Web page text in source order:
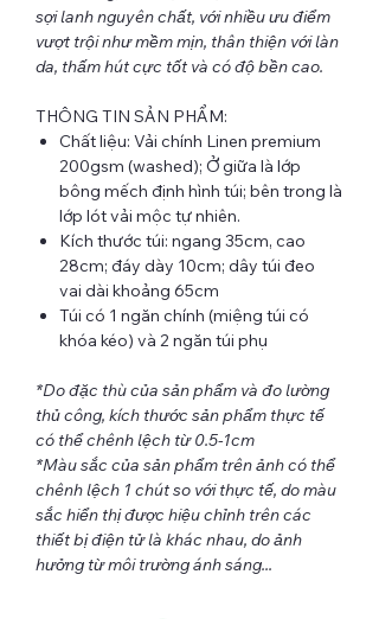
sợi lanh nguyên chất, với nhiều ưu điểm
vượt trội như mềm mịn, thân thiện với làn
da, thấm hút cực tốt và có độ bền cao.
THÔNG TIN SẢN PHẨM:
Chất liệu: Vải chính Linen premium
200gsm (washed); Ở giữa là lớp
bông mếch định hình túi; bên trong là
lớp lót vải mộc tự nhiên.
Kích thước túi: ngang 35cm, cao
28cm; đáy dày 10cm; dây túi đeo
vai dài khoảng 65cm
Túi có 1 ngăn chính (miệng túi có
khóa kéo) và 2 ngăn túi phụ
*Do đặc thù của sản phẩm và đo lường
thủ công, kích thước sản phẩm thực tế
có thể chênh lệch từ 0.5-1cm
*Màu sắc của sản phẩm trên ảnh có thể
chênh lệch 1 chút so với thực tế, do màu
sắc hiển thị được hiệu chỉnh trên các
thiết bị điện tử là khác nhau, do ảnh
hưởng từ môi trường ánh sáng...